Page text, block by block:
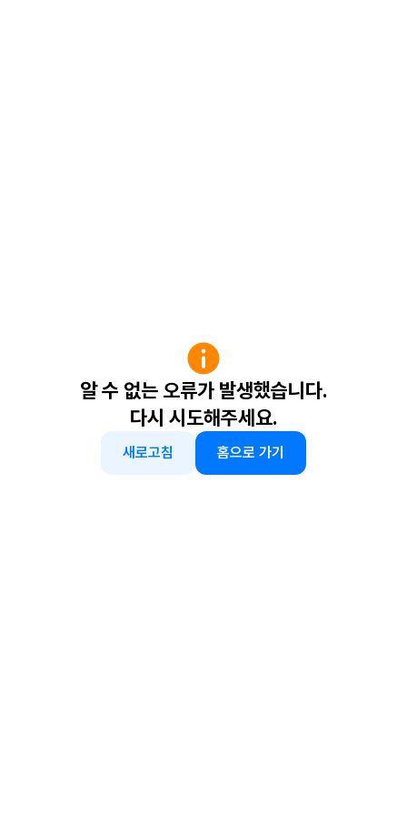
알 수 없는 오류가 발생했습니다.
다시 시도해주세요.
새로고침 홈으로 가기